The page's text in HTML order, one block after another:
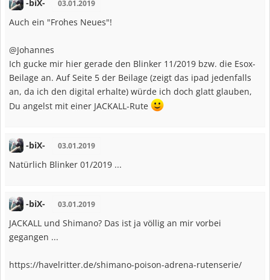
-biX- 03.01.2019
Auch ein "Frohes Neues"!
@Johannes
Ich gucke mir hier gerade den Blinker 11/2019 bzw. die Esox-
Beilage an. Auf Seite 5 der Beilage (zeigt das ipad jedenfalls
an, da ich den digital erhalte) würde ich doch glatt glauben,
Du angelst mit einer JACKALL-Rute
-biX- 03.01.2019
Natürlich Blinker 01/2019 ...
-biX- 03.01.2019
JACKALL und Shimano? Das ist ja völlig an mir vorbei
gegangen ...
https://havelritter.de/shimano-poison-adrena-rutenserie/